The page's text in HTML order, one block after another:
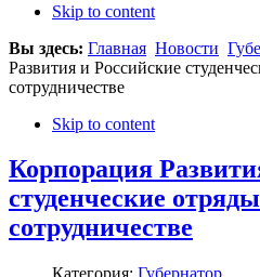
Skip to content
Вы здесь: Главная Новости
Развития и Российские
сотрудничестве
Skip to content
Корпорация
студенческие
сотрудничестве